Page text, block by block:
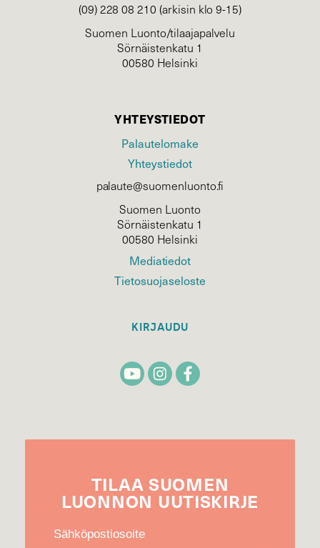
(09) 228 08 210 (arkisin klo 9-15)
Suomen Luonto/tilaajapalvelu
Sörnäistenkatu 1
00580 Helsinki
YHTEYSTIEDOT
Palautelomake
Yhteystiedot
palaute@suomenluonto.fi
Suomen Luonto
Sörnäistenkatu 1
00580 Helsinki
Mediatiedot
Tietosuojaseloste
KIRJAUDU
TILAA SUOMEN
LUONNON UUTIS­KIRJE
Sähköpostiosoite